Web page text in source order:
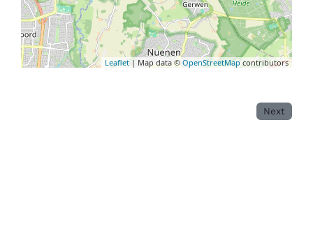
Leaflet | Map data ©OpenStreetMapcontributors
Next